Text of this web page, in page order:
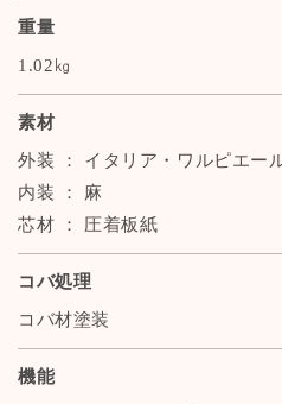
重量
1.02㎏
素材
外装 ： イタリア・ワルピエー
内装 ： 麻
芯材 ： 圧着板紙
コバ処理
コバ材塗装
機能